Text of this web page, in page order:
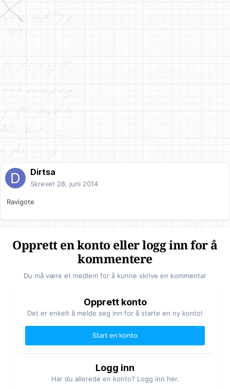
Dirtsa
Skrevet 28. juni 2014
Ravigote
Opprett en konto eller logg inn for å
kommentere
Du må være et medlem for å kunne skrive en kommentar
Opprett konto
Det er enkelt å melde seg inn for å starte en ny konto!
Start en konto
Logg inn
Har du allerede en konto? Logg inn her.